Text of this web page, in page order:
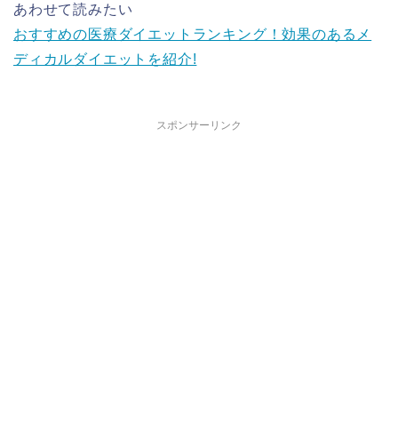
あわせて読みたい
おすすめの医療ダイエットランキング！効果のあるメ
ディカルダイエットを紹介!
スポンサーリンク